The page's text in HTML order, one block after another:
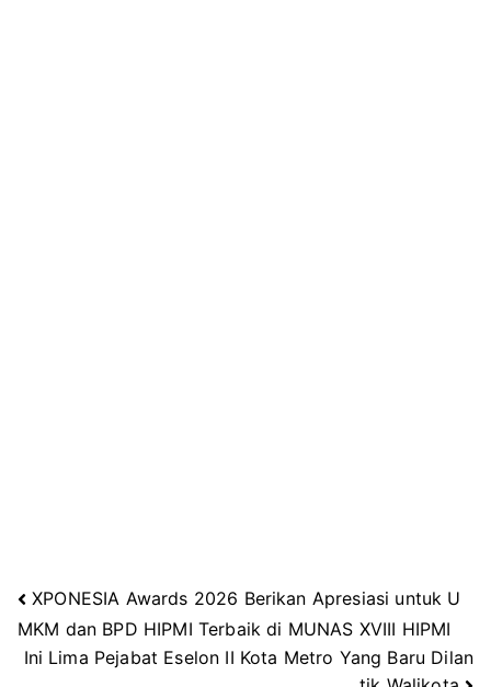
Navigasi
XPONESIA Awards 2026 Berikan Apresiasi untuk U
MKM dan BPD HIPMI Terbaik di MUNAS XVIII HIPMI
Ini Lima Pejabat Eselon II Kota Metro Yang Baru Dilan